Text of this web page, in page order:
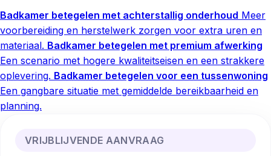
Badkamer betegelen met achterstallig onderhoud Meer
voorbereiding en herstelwerk zorgen voor extra uren en
materiaal. Badkamer betegelen met premium afwerking
Een scenario met hogere kwaliteitseisen en een strakkere
oplevering. Badkamer betegelen voor een tussenwoning
Een gangbare situatie met gemiddelde bereikbaarheid en
planning.
VRIJBLIJVENDE AANVRAAG